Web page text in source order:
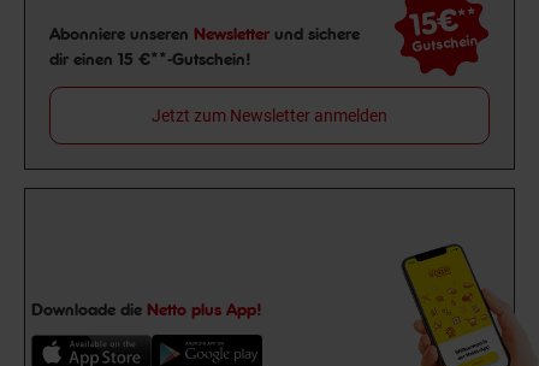
Newsletter Anmeldung
Abonniere unseren Newsletter und sichere
dir einen 15 €**-Gutschein!
15€**
Gutschein
Jetzt zum Newsletter anmelden
Downloade die Netto plus App!